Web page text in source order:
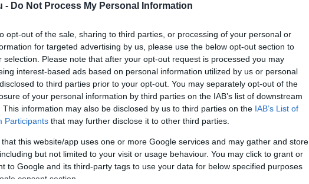
- Do Not Process My Personal Information
opt-out of the sale, sharing to third parties, or processing of your personal or
for targeted advertising by us, please use the below opt-out section to
selection. Please note that after your opt-out request is processed you may
interest-based ads based on personal information utilized by us or personal
to third parties prior to your opt-out. You may separately opt-out of the
of your personal information by third parties on the IAB’s list of downstream
This information may also be disclosed by us to third parties on the IAB’s List of
Participants that may further disclose it to other third parties.
that this website/app uses one or more Google services and may gather and store
but not limited to your visit or usage behaviour. You may click to grant or
to Google and its third-party tags to use your data for below specified purposes
consent section.